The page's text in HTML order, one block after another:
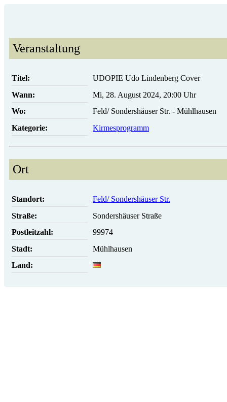
Veranstaltung
Titel:
UDOPIE Udo Lindenberg Cover
Wann:
Mi, 28. August 2024, 20:00 Uhr
Wo:
Feld/ Sonders­häuser Str. - Mühlhausen
Kategorie:
Kirmesprogramm
Ort
Standort:
Feld/ Sonders­häuser Str.
Straße:
Sondershäuser Straße
Postleitzahl:
99974
Stadt:
Mühlhausen
Land: